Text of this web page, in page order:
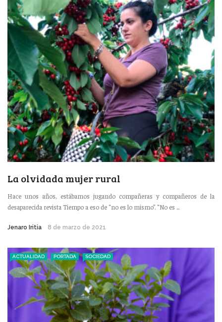
La olvidada mujer rural
Hace unos años, estábamos jugando compañeras y compañeros de la
desaparecida revista Tiempo a eso de “no es lo mismo”. “No es ...
Jenaro Iritia 8 de marzo de 2021
ACTUALIDAD PORTADA SOCIEDAD